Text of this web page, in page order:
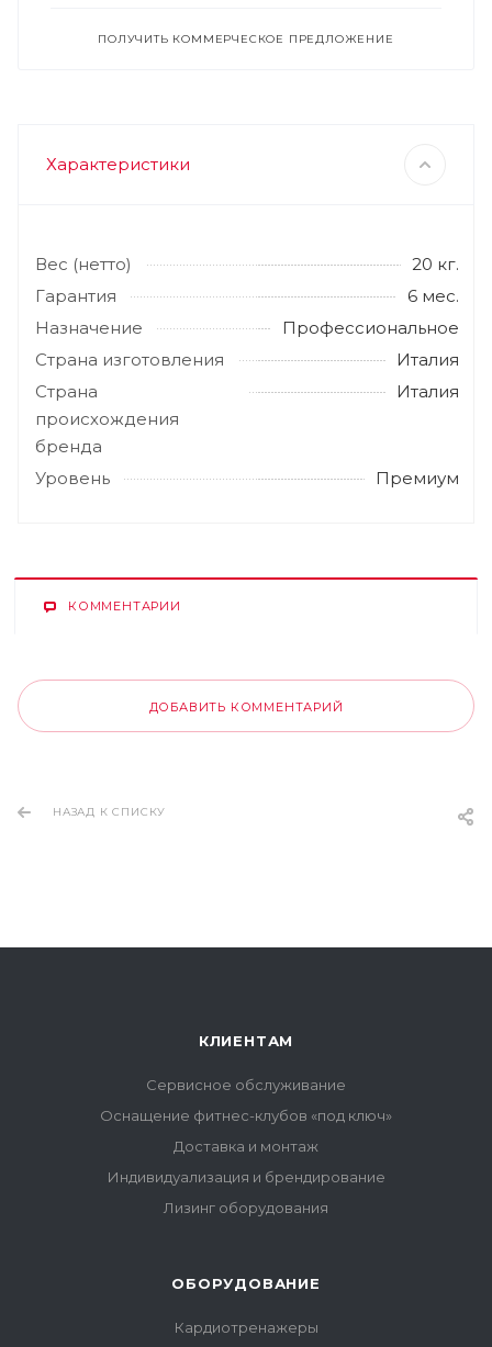
ПОЛУЧИТЬ КОММЕРЧЕСКОЕ ПРЕДЛОЖЕНИЕ
Характеристики
Вес (нетто)
20 кг.
Гарантия
6 мес.
Назначение
Профессиональное
Страна изготовления
Италия
Страна
происхождения
бренда
Италия
Уровень Премиум
КОММЕНТАРИИ
ДОБАВИТЬ КОММЕНТАРИЙ
НАЗАД К СПИСКУ
КЛИЕНТАМ
Сервисное обслуживание
Оснащение фитнес-клубов «под ключ»
Доставка и монтаж
Индивидуализация и брендирование
Лизинг оборудования
ОБОРУДОВАНИЕ
Кардиотренажеры